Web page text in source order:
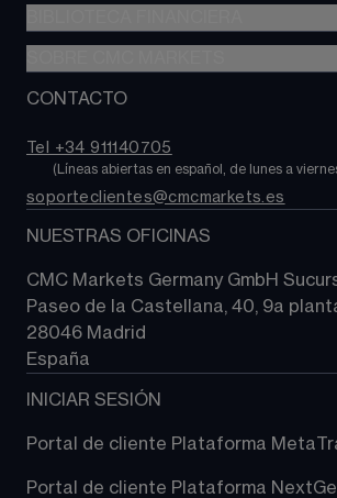
Acciones
Materias primas
Bonos y tipos de interés
ETF
Criptomonedas
Noticias y análisis
Sobre CMC Markets
Preguntas frecuentes
Ayuda
CONTACTO
Tel +34 911140705
(Líneas abiertas en español, de lunes a
soporteclientes@cmcmarkets.es
NUESTRAS OFICINAS
CMC Markets Germany GmbH
Paseo de la Castellana, 40, 9a
28046 Madrid
España
INICIAR SESIÓN
Portal de cliente Plataforma
Portal de cliente Plataforma